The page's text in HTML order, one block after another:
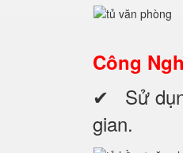
Công
✔ Sử
gian.